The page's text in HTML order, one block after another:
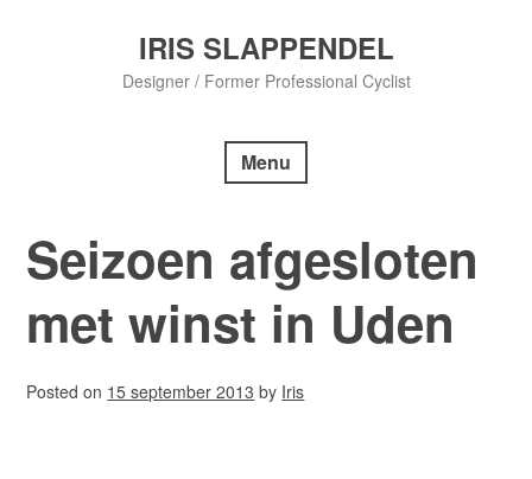
IRIS SLAPPENDEL
Designer / Former Professional Cyclist
Menu
Seizoen afgesloten
met winst in Uden
Posted on 15 september 2013 by Iris